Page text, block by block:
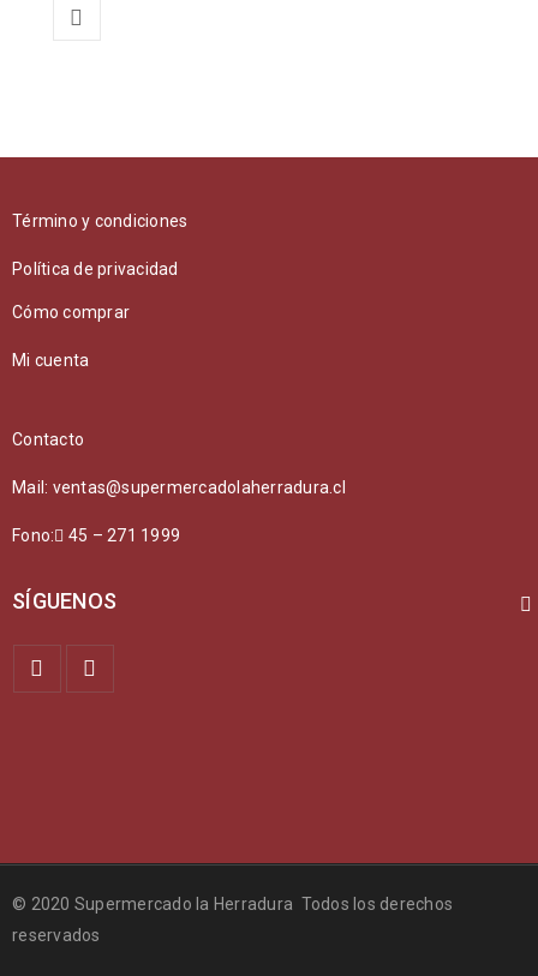
Término y condiciones
Política de privacidad
Cómo comprar
Mi cuenta
Contacto
Mail: ventas@supermercadolaherradura.cl
Fono: 45 – 271 1999
SÍGUENOS
© 2020 Supermercado la Herradura Todos los derechos
reservados